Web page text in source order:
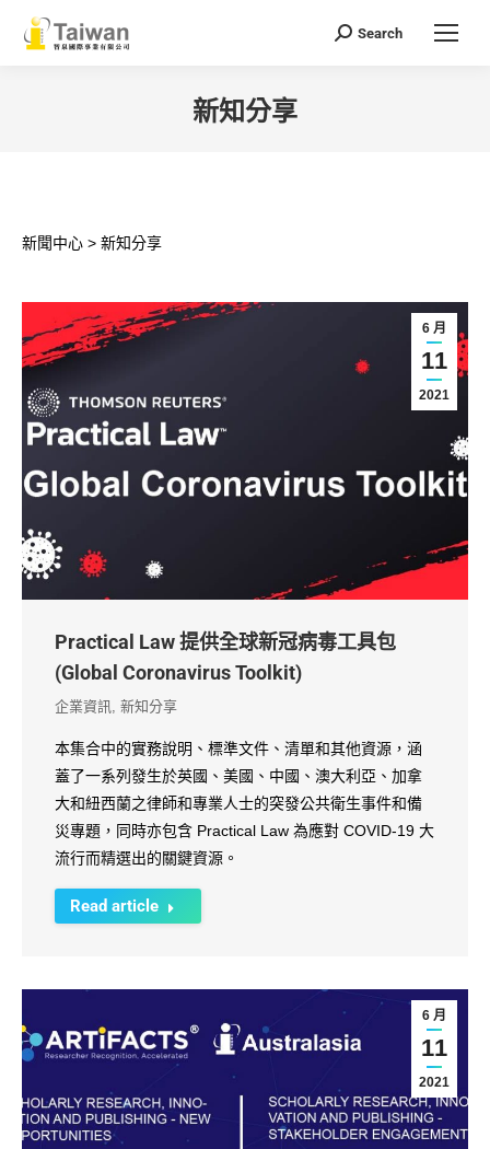
Search:
Search
新知分享
新聞中心 > 新知分享
6 月
11
2021
Practical Law 提供全球新冠病毒工具包
(Global Coronavirus Toolkit)
企業資訊 新知分享
本集合中的實務說明、標準文件、清單和其他資源，涵
蓋了一系列發生於英國、美國、中國、澳大利亞、加拿
大和紐西蘭之律師和專業人士的突發公共衛生事件和備
災專題，同時亦包含 Practical Law 為應對 COVID-19 大
流行而精選出的關鍵資源。
Read article
6 月
11
2021